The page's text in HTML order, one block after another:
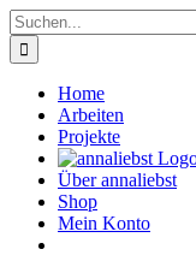
Zum
Inhalt
springen
Suche
nach:
Home
Arbeiten
Projekte
Über annaliebst
Shop
Mein Konto